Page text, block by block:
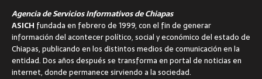
Agencia de Servicios Informativos de Chiapas
ASICH fundada en febrero de 1999, con el fin de generar
información del acontecer político, social y económico del estado de
Chiapas, publicando en los distintos medios de comunicación en la
entidad. Dos años después se transforma en portal de noticias en
internet, donde permanece sirviendo a la sociedad.